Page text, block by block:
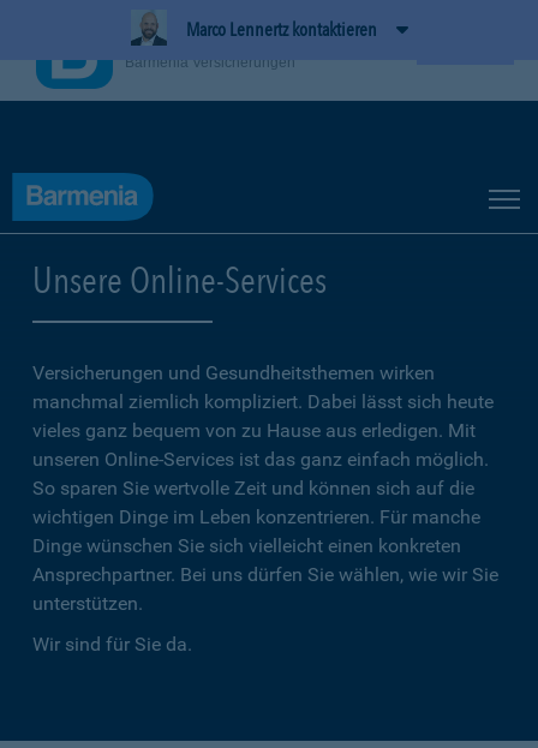
Marco Lennertz kontaktieren
Unsere Online-Services
Versicherungen und Gesundheitsthemen wirken
manchmal ziemlich kompliziert. Dabei lässt sich heute
vieles ganz bequem von zu Hause aus erledigen. Mit
unseren Online-Services ist das ganz einfach möglich.
So sparen Sie wertvolle Zeit und können sich auf die
wichtigen Dinge im Leben konzentrieren. Für manche
Dinge wünschen Sie sich vielleicht einen konkreten
Ansprechpartner. Bei uns dürfen Sie wählen, wie wir Sie
unterstützen.
Wir sind für Sie da.
BarmeniaApp
Barmenia Versicherungen